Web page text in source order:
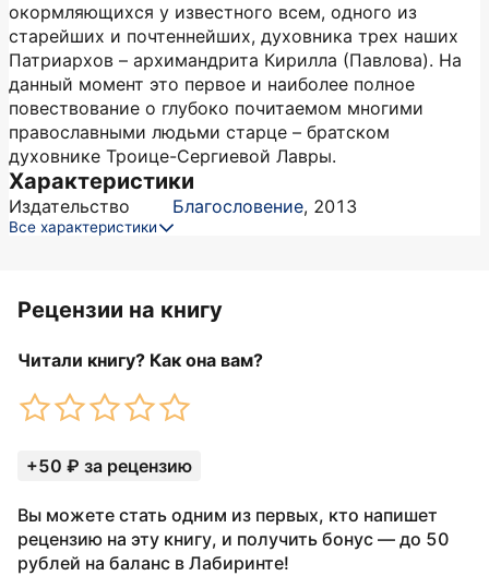
окормляющихся у известного всем, одного из
старейших и почтеннейших, духовника трех наших
Патриархов – архимандрита Кирилла (Павлова). На
данный момент это первое и наиболее полное
повествование о глубоко почитаемом многими
православными людьми старце – братском
духовнике Троице-Сергиевой Лавры.
Характеристики
Издательство Благословение, 2013
Все характеристики
Рецензии на книгу
Читали книгу? Как она вам?
+50 ₽ за рецензию
Вы можете стать одним из первых, кто напишет
рецензию на эту книгу, и получить бонус — до 50
рублей на баланс в Лабиринте!